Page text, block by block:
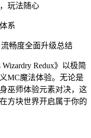
玩法随心
系
畅度全面升级总结
Redux》以极简
MC魔法体验。无论是
巫师体验元素对决，这
方块世界开启属于你的